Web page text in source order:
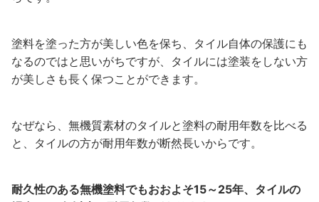
塗料を塗った方が美しい色を保ち、タイル自体の保護にも
なるのではと思いがちですが、タイルには塗装をしない方
が美しさも長く保つことができます。
なぜなら、無機質素材のタイルと塗料の耐用年数を比べる
と、タイルの方が耐用年数が断然長いからです。
耐久性のある無機塗料でもおおよそ15～25年、タイルの